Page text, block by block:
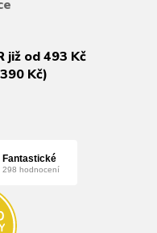
již od 493 Kč
Kč)